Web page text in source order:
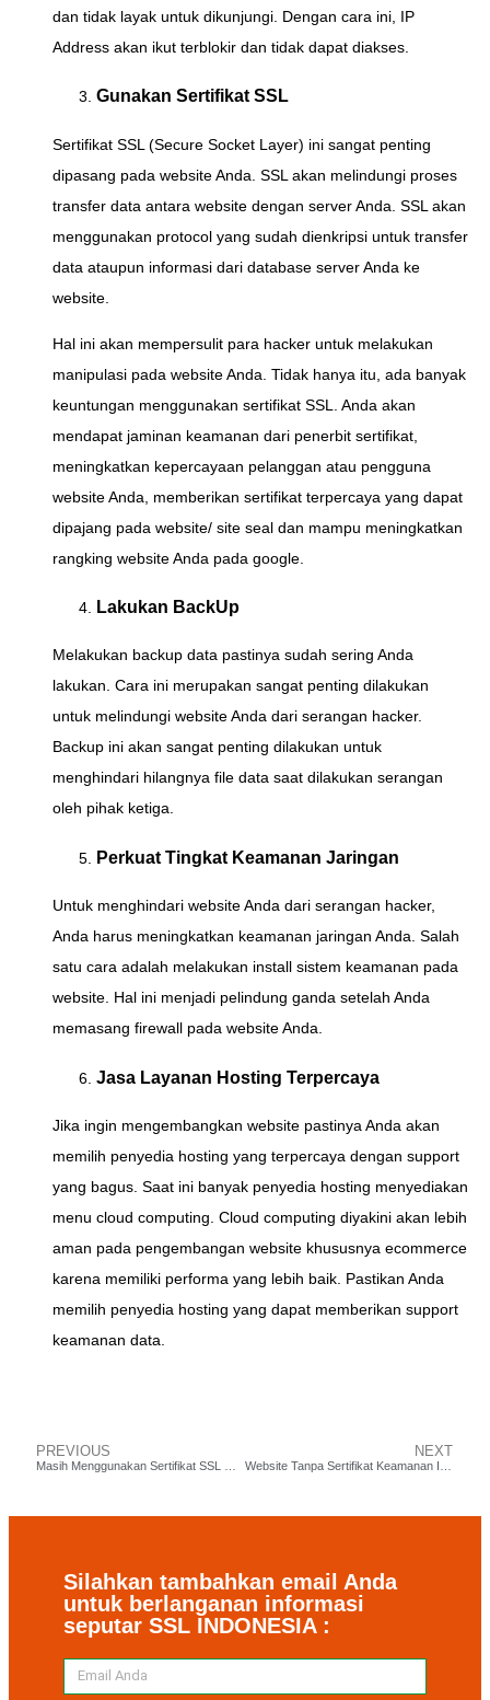
dan tidak layak untuk dikunjungi. Dengan cara ini, IP
Address akan ikut terblokir dan tidak dapat diakses.
Gunakan Sertifikat SSL
Sertifikat SSL (Secure Socket Layer) ini sangat penting
dipasang pada website Anda. SSL akan melindungi proses
transfer data antara website dengan server Anda. SSL akan
menggunakan protocol yang sudah dienkripsi untuk transfer
data ataupun informasi dari database server Anda ke
website.
Hal ini akan mempersulit para hacker untuk melakukan
manipulasi pada website Anda. Tidak hanya itu, ada banyak
keuntungan menggunakan sertifikat SSL. Anda akan
mendapat jaminan keamanan dari penerbit sertifikat,
meningkatkan kepercayaan pelanggan atau pengguna
website Anda, memberikan sertifikat terpercaya yang dapat
dipajang pada website/ site seal dan mampu meningkatkan
rangking website Anda pada google.
Lakukan BackUp
Melakukan backup data pastinya sudah sering Anda
lakukan. Cara ini merupakan sangat penting dilakukan
untuk melindungi website Anda dari serangan hacker.
Backup ini akan sangat penting dilakukan untuk
menghindari hilangnya file data saat dilakukan serangan
oleh pihak ketiga.
Perkuat Tingkat Keamanan Jaringan
Untuk menghindari website Anda dari serangan hacker,
Anda harus meningkatkan keamanan jaringan Anda. Salah
satu cara adalah melakukan install sistem keamanan pada
website. Hal ini menjadi pelindung ganda setelah Anda
memasang firewall pada website Anda.
Jasa Layanan Hosting Terpercaya
Jika ingin mengembangkan website pastinya Anda akan
memilih penyedia hosting yang terpercaya dengan support
yang bagus. Saat ini banyak penyedia hosting menyediakan
menu cloud computing. Cloud computing diyakini akan lebih
aman pada pengembangan website khususnya ecommerce
karena memiliki performa yang lebih baik. Pastikan Anda
memilih penyedia hosting yang dapat memberikan support
keamanan data.
PREVIOUS NEXT
Silahkan tambahkan email Anda
untuk berlanganan informasi
seputar SSL INDONESIA :